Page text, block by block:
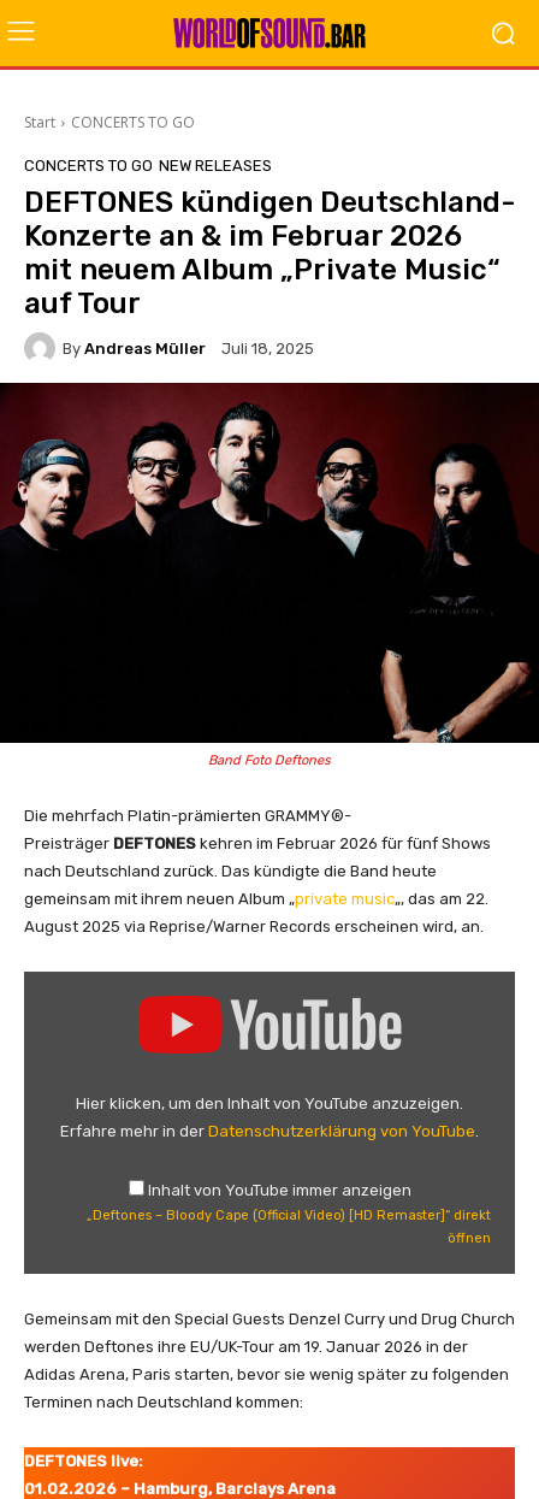
Start CONCERTS TO GO
CONCERTS TO GO NEW RELEASES
DEFTONES kündigen Deutschland-
Konzerte an & im Februar 2026
mit neuem Album „Private Music“
auf Tour
By Andreas Müller Juli 18, 2025
Band Foto Deftones
Die mehrfach Platin-prämierten GRAMMY®-
Preisträger DEFTONES kehren im Februar 2026 für fünf Shows
nach Deutschland zurück. Das kündigte die Band heute
gemeinsam mit ihrem neuen Album „private music„, das am 22.
August 2025 via Reprise/Warner Records erscheinen wird, an.
o
o
d
y
a
p
Hier klicken, um den Inhalt von YouTube anzuzeigen.
Erfahre mehr in der Datenschutzerklärung von YouTube
Inhalt von YouTube immer anzeigen
„Deftones – Bloody Cape (Official Video) [HD Remaster]“ direkt
öffnen
Gemeinsam mit den Special Guests Denzel Curry und Drug Church
werden Deftones ihre EU/UK-Tour am 19. Januar 2026 in der
Adidas Arena, Paris starten, bevor sie wenig später zu folgenden
Terminen nach Deutschland kommen:
DEFTONES live:
01.02.2026 – Hamburg, Barclays Arena